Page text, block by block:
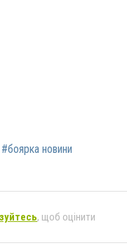
#боярка новини
, щоб оцінити